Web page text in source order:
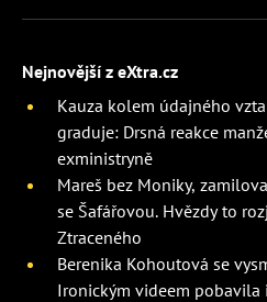
Nejnovější z eXtra.cz
Kauza kolem údajného
graduje: Drsná reakce
exministryně
Mareš bez Moniky,
se Šafářovou. Hvězdy to
Ztraceného
Berenika Kohoutová se
Ironickým videem pobavila